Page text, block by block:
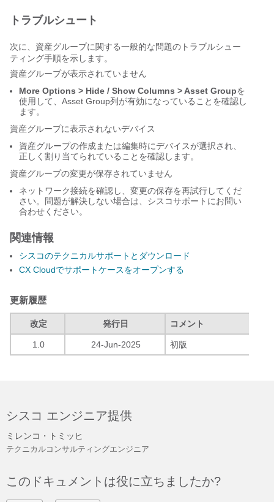
トラブルシュート
次に、資産グループに関する一般的な問題のトラブルシュー
ティング手順を示します。
資産グループが表示されていません
More Options > Hide / Show Columns > Asset Groupを
使用して、Asset Group列が有効になっていることを確認し
ます。
資産グループに表示されないデバイス
資産グループの作成または編集時にデバイスが選択され、
正しく割り当てられていることを確認します。
資産グループの変更が保存されていません
ネットワーク接続を確認し、変更の保存を再試行してくだ
さい。問題が解決しない場合は、シスコサポートにお問い
合わせください。
関連情報
シスコのテクニカルサポートとダウンロード
CX Cloudでサポートケースをオープンする
更新履歴
改定 発行日 コメント
1.0 24-Jun-2025 初版
シスコ エンジニア提供
ミレンコ・トミッヒ
テクニカルコンサルティングエンジニア
このドキュメントは役に立ちましたか?